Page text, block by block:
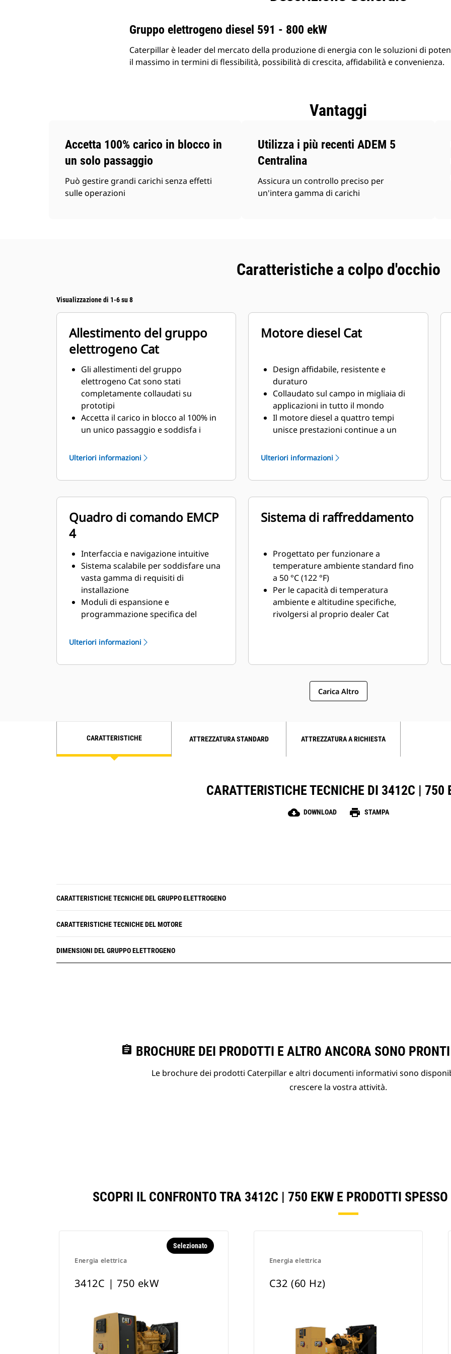
Gruppo elettrogeno diesel 591 - 800 ekW
Caterpillar è leader del mercato della produzione di energia con le soluzioni di
il massimo in termini di flessibilità, possibilità di crescita, affidabilità e convenienza.
Vantaggi
Accetta 100% carico in blocco in
un solo passaggio
Può gestire grandi carichi senza effetti
sulle operazioni
Utilizza i più recenti ADEM 5
Centralina
Assicura un controllo preciso per
un'intera gamma di carichi
Caratteristiche a colpo d'occhio
Visualizzazione di 1-6 su 8
Allestimento del gruppo
elettrogeno Cat
Gli allestimenti del gruppo
elettrogeno Cat sono stati
completamente collaudati su
prototipi
Accetta il carico in blocco al 100% in
un unico passaggio e soddisfa i
Conforme ai requisiti di stato
previsti dallo standard ISO 8528-5
Ulteriori informazioni
Motore diesel Cat
Design affidabile, resistente e
duraturo
Collaudato sul campo in migliaia di
applicazioni in tutto il mondo
Il motore diesel a quattro tempi
unisce prestazioni continue a un
in un peso ridotto
Ulteriori informazioni
Quadro di comando EMCP
4
Interfaccia e navigazione intuitive
Sistema scalabile per soddisfare una
vasta gamma di requisiti di
installazione
Moduli di espansione e
programmazione specifica del
clienti
Ulteriori informazioni
Sistema di raffreddamento
Progettato per funzionare a
temperature ambiente standard fino
a 50 °C (122 °F)
Per le capacità di temperatura
ambiente e altitudine specifiche,
rivolgersi al proprio dealer Cat
Carica Altro
CARATTERISTICHE ATTREZZATURA STANDARD ATTREZZATURA A RICHIESTA
CARATTERISTICHE TECNICHE DI 3412C | 750
cloud_download DOWNLOAD print STAMPA
CARATTERISTICHE TECNICHE DEL GRUPPO ELETTROGENO
CARATTERISTICHE TECNICHE DEL MOTORE
DIMENSIONI DEL GRUPPO ELETTROGENO
assignment BROCHURE DEI PRODOTTI E ALTRO ANCORA SONO
Le brochure dei prodotti Caterpillar e altri documenti informativi sono
crescere la vostra attività.
SCOPRI IL CONFRONTO TRA 3412C | 750 EKW E PRODOTTI
Energia elettrica
Selezionato
3412C | 750 ekW
Energia elettrica
C32 (60 Hz)